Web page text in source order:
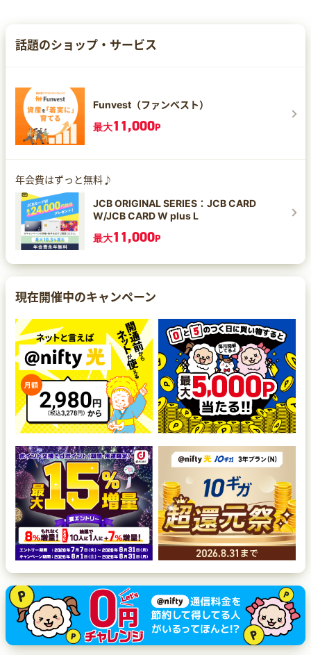
話題のショップ・サービス
Funvest（ファンベスト）
最大11,000P
年会費はずっと無料♪
JCB ORIGINAL SERIES：JCB CARD
W/JCB CARD W plus L
最大11,000P
現在開催中のキャンペーン